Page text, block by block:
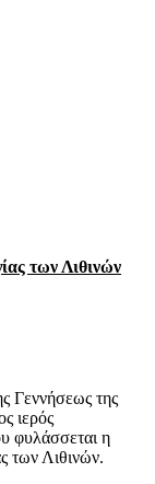
των Λιθινών
Γεννήσεως της
ιερός
φυλάσσεται η
των Λιθινών.